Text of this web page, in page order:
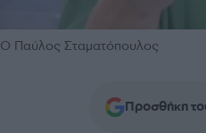
Ο Παύλος Σταματόπουλος
Προσθήκη